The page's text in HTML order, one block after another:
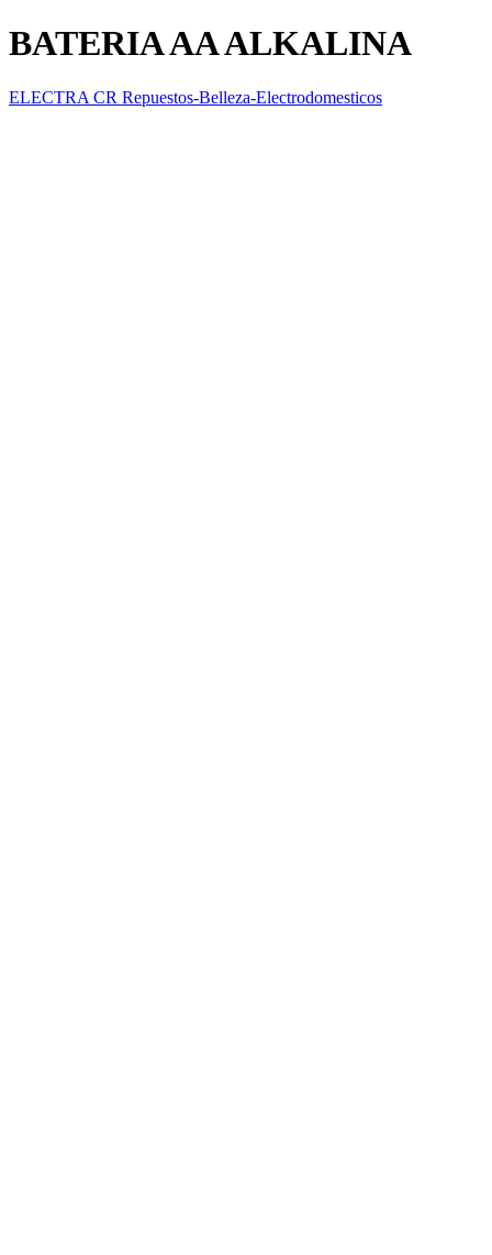
BATERIA AA ALKALINA
ELECTRA CR Repuestos-Belleza-Electrodomesticos